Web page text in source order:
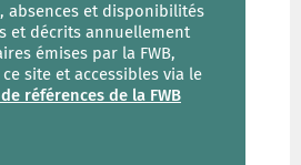
absences et disponibilités
et décrits annuellement
émises par la FWB,
site et accessibles via le
références de la FWB